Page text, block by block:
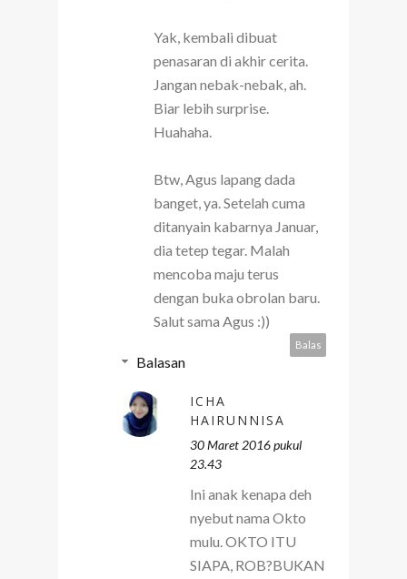
Yak, kembali dibuat
penasaran di akhir cerita.
Jangan nebak-nebak, ah.
Biar lebih surprise.
Huahaha.
Btw, Agus lapang dada
banget, ya. Setelah cuma
ditanyain kabarnya Januar,
dia tetep tegar. Malah
mencoba maju terus
dengan buka obrolan baru.
Salut sama Agus :))
Balas
Balasan
ICHA
HAIRUNNISA
30 Maret 2016 pukul
23.43
Ini anak kenapa deh
nyebut nama Okto
mulu. OKTO ITU
SIAPA, ROB?BUKAN